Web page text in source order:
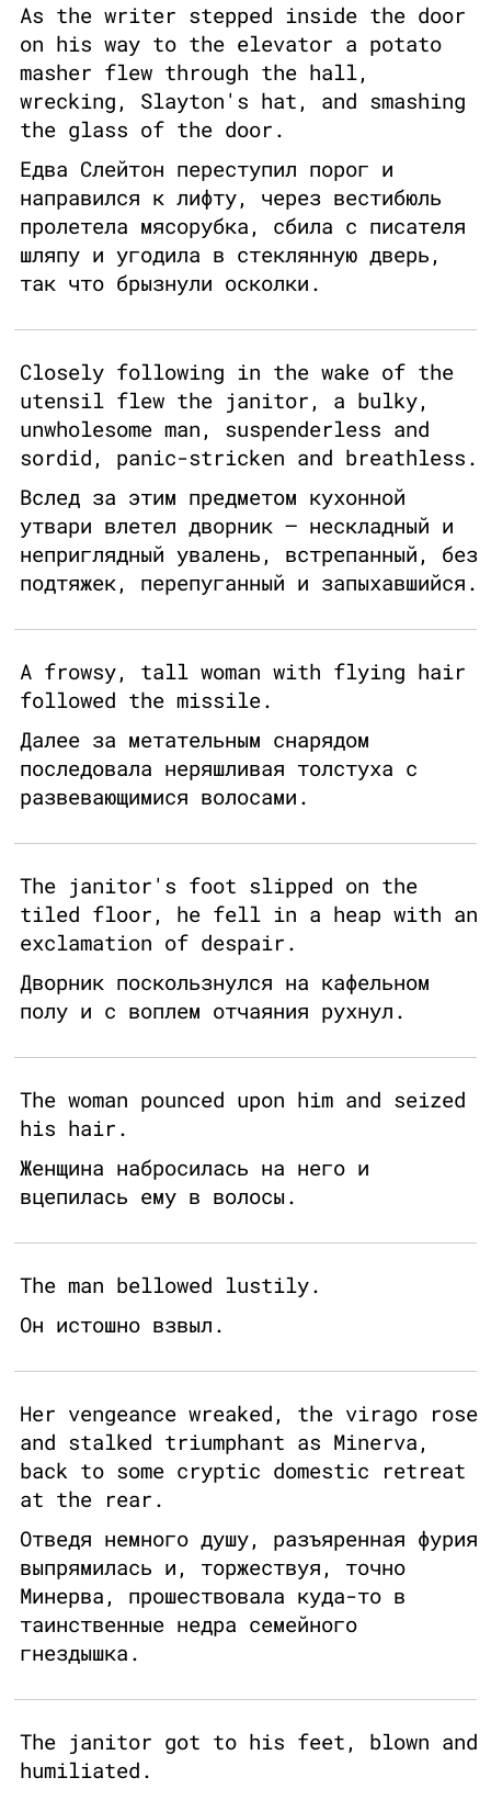
As the writer stepped inside the door
on his way to the elevator a potato
masher flew through the hall,
wrecking, Slayton's hat, and smashing
the glass of the door.
Едва Слейтон переступил порог и
направился к лифту, через вестибюль
пролетела мясорубка, сбила с писателя
шляпу и угодила в стеклянную дверь,
так что брызнули осколки.
Closely following in the wake of the
utensil flew the janitor, a bulky,
unwholesome man, suspenderless and
sordid, panic-stricken and breathless.
Вслед за этим предметом кухонной
утвари влетел дворник – нескладный и
неприглядный увалень, встрепанный, без
подтяжек, перепуганный и запыхавшийся.
A frowsy, tall woman with flying hair
followed the missile.
Далее за метательным снарядом
последовала неряшливая толстуха с
развевающимися волосами.
The janitor's foot slipped on the
tiled floor, he fell in a heap with an
exclamation of despair.
Дворник поскользнулся на кафельном
полу и с воплем отчаяния рухнул.
The woman pounced upon him and seized
his hair.
Женщина набросилась на него и
вцепилась ему в волосы.
The man bellowed lustily.
Он истошно взвыл.
Her vengeance wreaked, the virago rose
and stalked triumphant as Minerva,
back to some cryptic domestic retreat
at the rear.
Отведя немного душу, разъяренная фурия
выпрямилась и, торжествуя, точно
Минерва, прошествовала куда-то в
таинственные недра семейного
гнездышка.
The janitor got to his feet, blown and
humiliated.